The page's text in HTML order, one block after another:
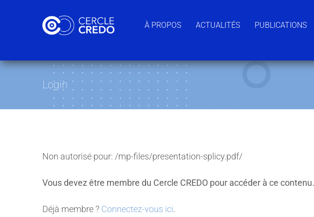
À PROPOS ACTUALITÉS PUBLICATIONS
Login
Non autorisé pour: /mp-files/presentation-splicy.pdf/
Vous devez être membre du Cercle CREDO pour accéder à ce contenu.
Déjà membre ? Connectez-vous ici.